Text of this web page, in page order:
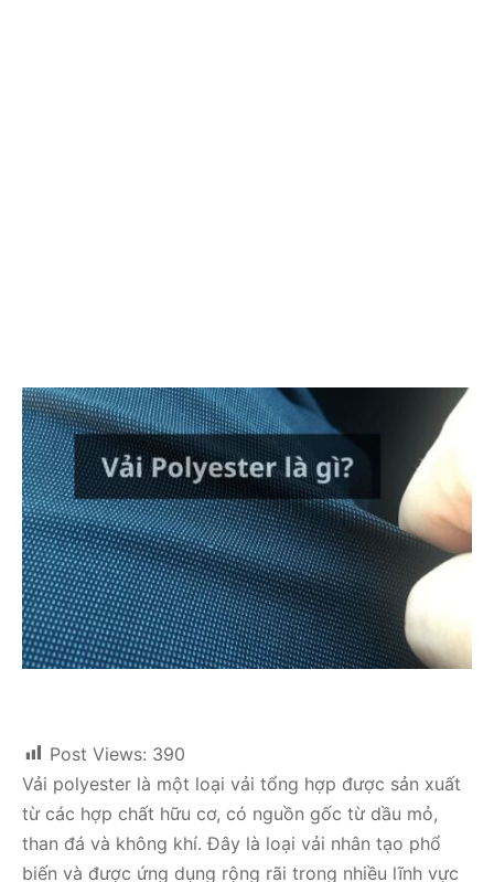
Post Views: 390
Vải polyester là một loại vải tổng hợp được sản xuất
từ các hợp chất hữu cơ, có nguồn gốc từ dầu mỏ,
than đá và không khí. Đây là loại vải nhân tạo phổ
biến và được ứng dụng rộng rãi trong nhiều lĩnh vực